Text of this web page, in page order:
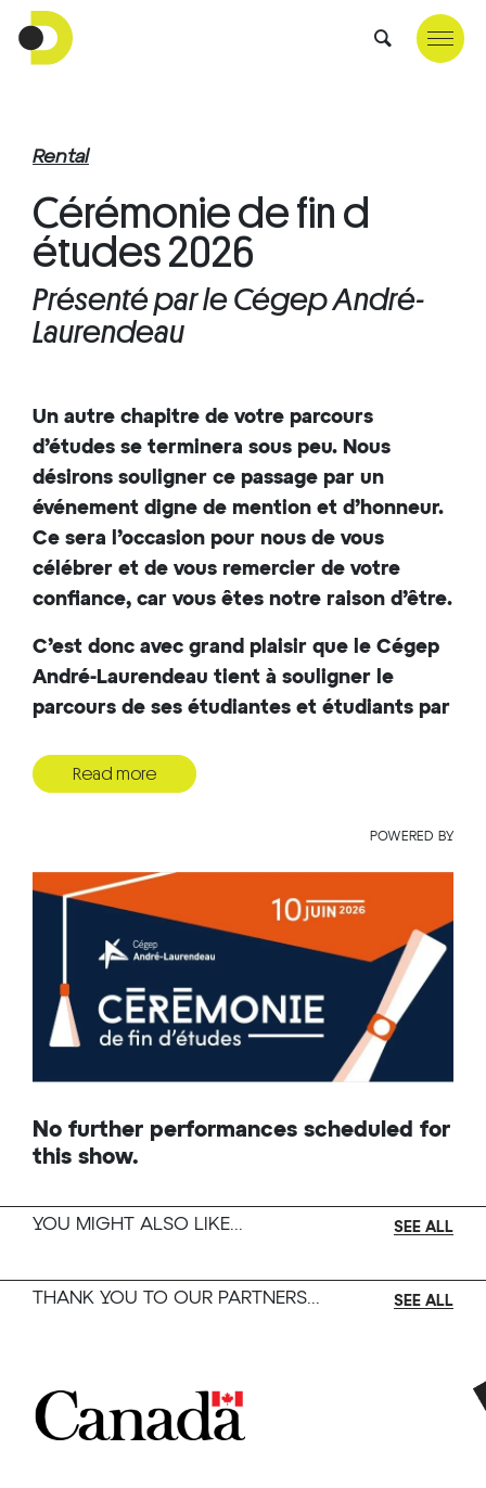
POWERED BY
Cérémonie de fin d
études 2026
Présenté par le Cégep André-
Laurendeau
Rental
Un autre chapitre de votre parcours
d’études se terminera sous peu. Nous
désirons souligner ce passage par un
événement digne de mention et d’honneur.
Ce sera l’occasion pour nous de vous
célébrer et de vous remercier de votre
confiance, car vous êtes notre raison d’être.
C’est donc avec grand plaisir que le Cégep
André-Laurendeau tient à souligner le
parcours de ses étudiantes et étudiants par
2026.
pour ses invités (proches, famille et amis)
d’ici au 15 mai. D’autres billets seront mis
en vente par la suite et vous pourrez vous
en procurer autant que vous le souhaitez à
partir du 16 mai. Pour les billets
supplémentaires aux 2 par étudiant, ce sera
premier arrivé, premier servi jusqu’à
Read more
No further performances scheduled for
this show.
YOU MIGHT ALSO LIKE... SEE ALL
THANK YOU TO OUR PARTNERS... SEE ALL